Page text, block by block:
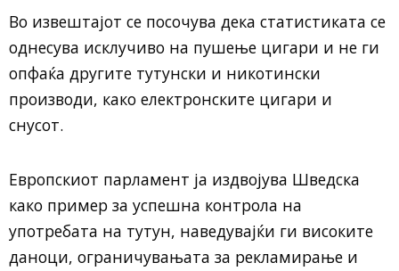
Во извештајот се посочува дека статистиката се
однесува исклучиво на пушење цигари и не ги
опфаќа другите тутунски и никотински
производи, како електронските цигари и
снусот.
Европскиот парламент ја издвојува Шведска
како пример за успешна контрола на
употребата на тутун, наведувајќи ги високите
даноци, ограничувањата за рекламирање и